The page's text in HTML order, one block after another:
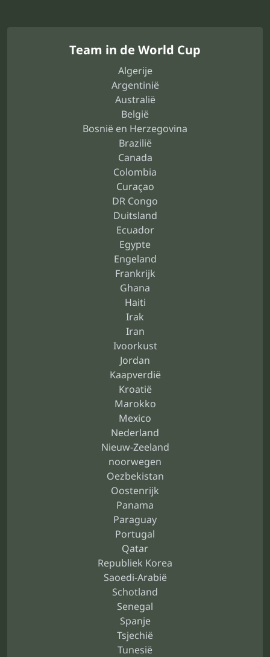
Team in de World Cup
Algerije
Argentinië
Australië
België
Bosnië en Herzegovina
Brazilië
Canada
Colombia
Curaçao
DR Congo
Duitsland
Ecuador
Egypte
Engeland
Frankrijk
Ghana
Haiti
Irak
Iran
Ivoorkust
Jordan
Kaapverdië
Kroatië
Marokko
Mexico
Nederland
Nieuw-Zeeland
noorwegen
Oezbekistan
Oostenrijk
Panama
Paraguay
Portugal
Qatar
Republiek Korea
Saoedi-Arabië
Schotland
Senegal
Spanje
Tsjechië
Tunesië